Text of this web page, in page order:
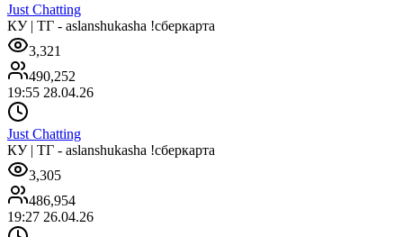
Just Chatting
КУ | ТГ - aslanshukasha !сберкарта
3,321
490,252
19:55 28.04.26
Just Chatting
КУ | ТГ - aslanshukasha !сберкарта
3,305
486,954
19:27 26.04.26